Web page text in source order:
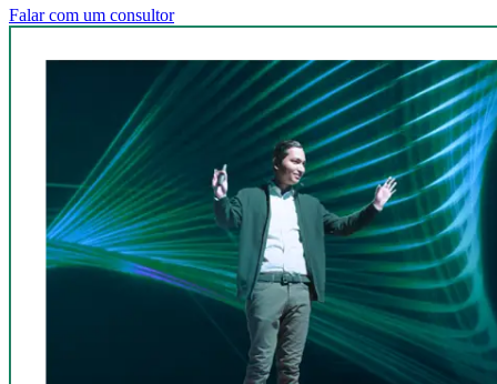
Falar com um consultor